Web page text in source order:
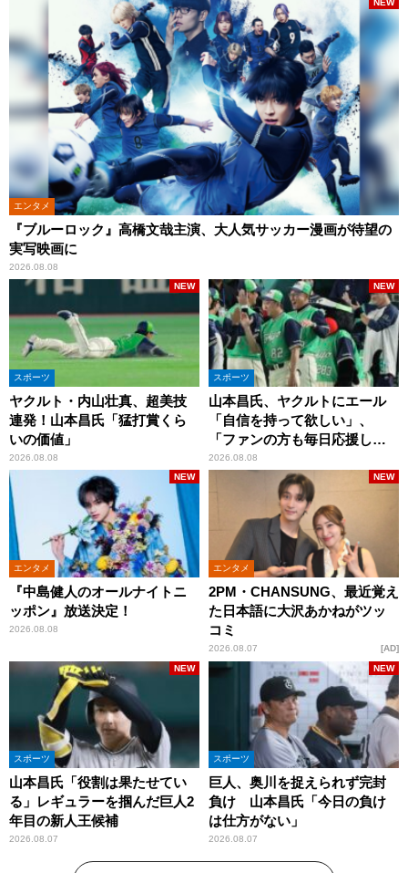
エンタメ
『ブルーロック』高橋文哉主演、大人気サッカー漫画が待望の
実写映画に
2026.08.08
NEW
スポーツ
ヤクルト・内山壮真、超美技
連発！山本昌氏「猛打賞くら
いの価値」
2026.08.08
NEW
スポーツ
山本昌氏、ヤクルトにエール
「自信を持って欲しい」、
「ファンの方も毎日応援して
くれています」
2026.08.08
NEW
エンタメ
『中島健人のオールナイトニ
ッポン』放送決定！
2026.08.08
NEW
エンタメ
2PM・CHANSUNG、最近覚え
た日本語に大沢あかねがツッ
コミ
2026.08.07
NEW
AD
スポーツ
山本昌氏「役割は果たせてい
る」レギュラーを掴んだ巨人2
年目の新人王候補
2026.08.07
NEW
スポーツ
巨人、奥川を捉えられず完封
負け 山本昌氏「今日の負け
は仕方がない」
2026.08.07
NEW